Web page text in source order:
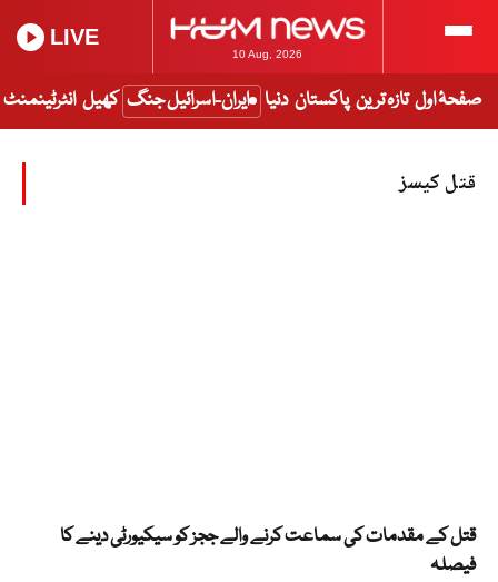
10 Aug, 2026
LIVE
صفحۂ اول تازہ ترین پاکستان دنیا ایران-اسرائیل جنگ کھیل انٹرٹینمنٹ
قتل کیسز
قتل کے مقدمات کی سماعت کرنے والے ججز کو سیکیورٹی دینے کا
فیصلہ